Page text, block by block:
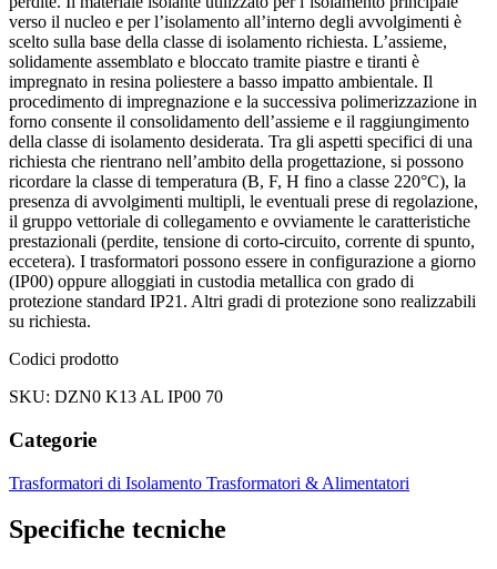
verso il nucleo e per l’isolamento all’interno degli avvolgimenti è
scelto sulla base della classe di isolamento richiesta. L’assieme,
solidamente assemblato e bloccato tramite piastre e tiranti è
impregnato in resina poliestere a basso impatto ambientale. Il
procedimento di impregnazione e la successiva polimerizzazione in
forno consente il consolidamento dell’assieme e il raggiungimento
della classe di isolamento desiderata. Tra gli aspetti specifici di una
richiesta che rientrano nell’ambito della progettazione, si possono
ricordare la classe di temperatura (B, F, H fino a classe 220°C), la
presenza di avvolgimenti multipli, le eventuali prese di regolazione,
il gruppo vettoriale di collegamento e ovviamente le caratteristiche
prestazionali (perdite, tensione di corto-circuito, corrente di spunto,
eccetera). I trasformatori possono essere in configurazione a giorno
(IP00) oppure alloggiati in custodia metallica con grado di
protezione standard IP21. Altri gradi di protezione sono realizzabili
su richiesta.
Codici prodotto
SKU: DZN0 K13 AL IP00 70
Categorie
Trasformatori di Isolamento Trasformatori & Alimentatori
Specifiche tecniche